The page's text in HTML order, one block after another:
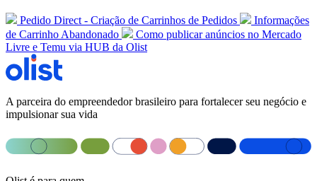
Pedido Direct - Criação de Carrinhos de Pedidos
Informações
de Carrinho Abandonado
Como publicar anúncios no Mercado
Livre e Temu via HUB da Olist
A parceira do empreendedor brasileiro para fortalecer seu negócio e
impulsionar sua vida